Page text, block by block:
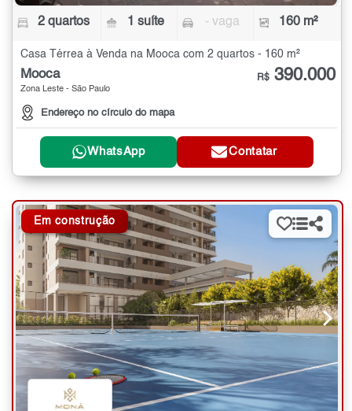
2 quartos 1 suíte - vaga 160 m²
Casa Térrea à Venda na Mooca com 2 quartos - 160 m²
Mooca
Zona Leste - São Paulo
Endereço no círculo do mapa
R$ 390.000
WhatsApp Contatar
Em construção